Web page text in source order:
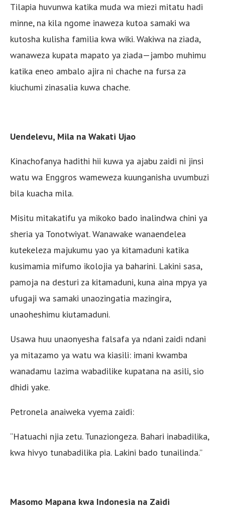
Tilapia huvunwa katika muda wa miezi mitatu hadi
minne, na kila ngome inaweza kutoa samaki wa
kutosha kulisha familia kwa wiki. Wakiwa na ziada,
wanaweza kupata mapato ya ziada—jambo muhimu
katika eneo ambalo ajira ni chache na fursa za
kiuchumi zinasalia kuwa chache.
Uendelevu, Mila na Wakati Ujao
Kinachofanya hadithi hii kuwa ya ajabu zaidi ni jinsi
watu wa Enggros wameweza kuunganisha uvumbuzi
bila kuacha mila.
Misitu mitakatifu ya mikoko bado inalindwa chini ya
sheria ya Tonotwiyat. Wanawake wanaendelea
kutekeleza majukumu yao ya kitamaduni katika
kusimamia mifumo ikolojia ya baharini. Lakini sasa,
pamoja na desturi za kitamaduni, kuna aina mpya ya
ufugaji wa samaki unaozingatia mazingira,
unaoheshimu kiutamaduni.
Usawa huu unaonyesha falsafa ya ndani zaidi ndani
ya mitazamo ya watu wa kiasili: imani kwamba
wanadamu lazima wabadilike kupatana na asili, sio
dhidi yake.
Petronela anaiweka vyema zaidi:
“Hatuachi njia zetu. Tunaziongeza. Bahari inabadilika,
kwa hivyo tunabadilika pia. Lakini bado tunailinda.”
Masomo Mapana kwa Indonesia na Zaidi